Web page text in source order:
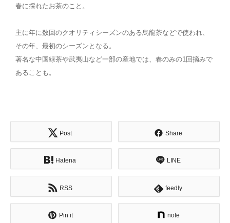
春に採れたお茶のこと。
主に年に数回のクオリティシーズンのある烏龍茶などで使われ、
その年、最初のシーズンとなる。
著名な中国緑茶や武夷山など一部の産地では、春のみの1回摘みで
あることも。
Post Share
Hatena LINE
RSS feedly
Pin it note